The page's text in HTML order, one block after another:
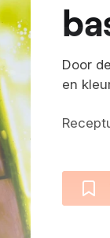
Door
en